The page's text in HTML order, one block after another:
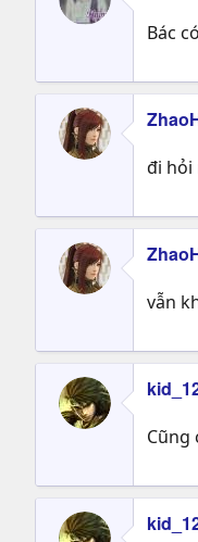
Bác
đi hỏi
vẫn
Cũng